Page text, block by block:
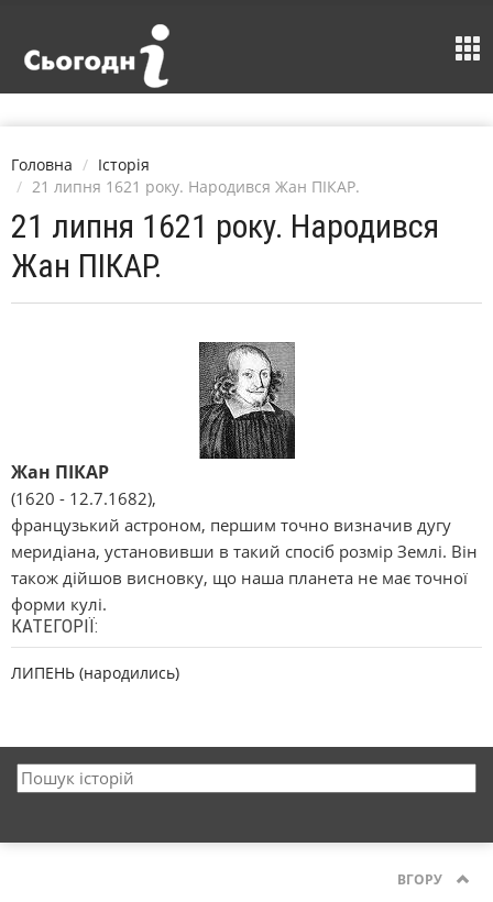
Головна
Історія
21 липня 1621 року. Народився Жан ПІКАР.
21 липня 1621 року. Народився
Жан ПІКАР.
Жан ПІКАР
(1620 - 12.7.1682),
французький астроном, першим точно визначив дугу
меридіана, установивши в такий спосіб розмір Землі. Він
також дійшов висновку, що наша планета не має точної
форми кулі.
КАТЕГОРІЇ:
ЛИПЕНЬ (народились)
ВГОРУ